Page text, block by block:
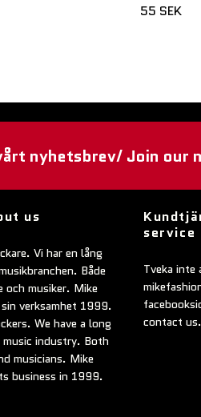
55 SEK
nyhetsbrev/ Join our
us
Vi har en lång
Både
och musiker. Mike
verksamhet 1999.
We have a long
music industry. Both
musicians. Mike
business in 1999.
service
Tveka inte
contact us.